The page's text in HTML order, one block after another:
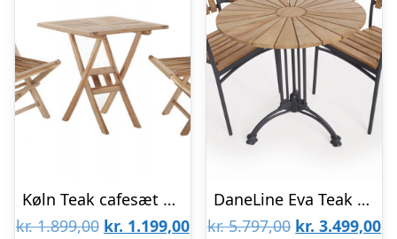
Køln Teak cafesæt – 70×70 cm
kr.1.899,00 Den
kr. 1.199,00Den
DaneLine Eva Teak Cafésæt – Ø70 cm – Grå
kr.5.797,00 Den
kr. 3.499,00